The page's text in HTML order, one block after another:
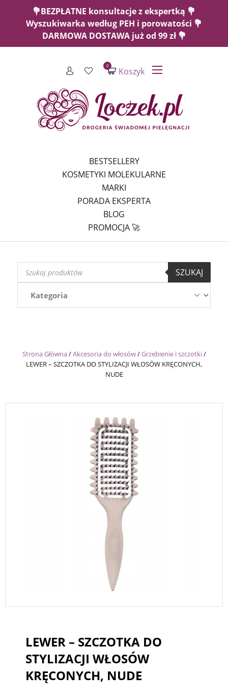
💐BEZPŁATNE konsultacje z ekspertką 💐
Wyszukiwarka według PEH i porowatości 💐
DARMOWA DOSTAWA już od 99 zł 💐
Koszyk
0
BESTSELLERY
KOSMETYKI MOLEKULARNE
MARKI
PORADA EKSPERTA
BLOG
PROMOCJA 🚀
Wyszukiwarka
produktów
SZUKAJ
Strona Główna/Akcesoria do włosów/Grzebienie i szczotki/
LEWER – SZCZOTKA DO STYLIZACJI WŁOSÓW KRĘCONYCH,
NUDE
LEWER – SZCZOTKA DO
STYLIZACJI WŁOSÓW
KRĘCONYCH, NUDE